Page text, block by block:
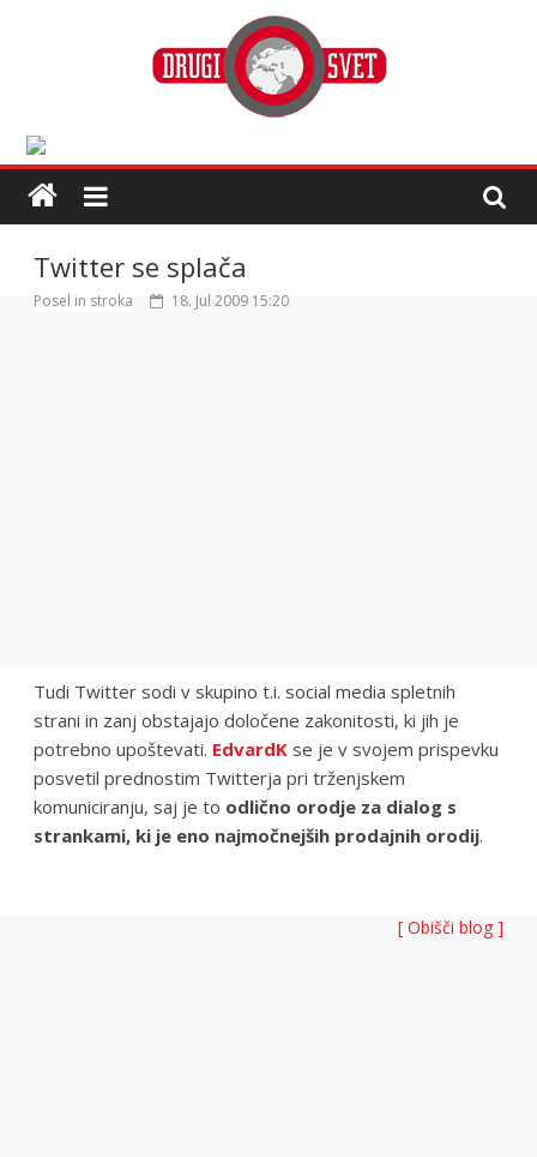
Twitter se splača
Posel in stroka 18. Jul 2009 15:20
Tudi Twitter sodi v skupino t.i. social media spletnih
strani in zanj obstajajo določene zakonitosti, ki jih je
potrebno upoštevati. EdvardK se je v svojem prispevku
posvetil prednostim Twitterja pri trženjskem
komuniciranju, saj je to odlično orodje za dialog s
strankami, ki je eno najmočnejših prodajnih orodij.
[ Obišči blog ]